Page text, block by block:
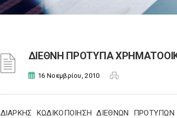
ΔΙΕΘΝΗ ΠΡΟΤΥΠΑ
16 Νοεμβρίου, 2010
ΔΙΑΡΚΗΣ ΚΩΔΙΚΟΠΟΙΗΣΗ ΔΙΕΘΝΩΝ